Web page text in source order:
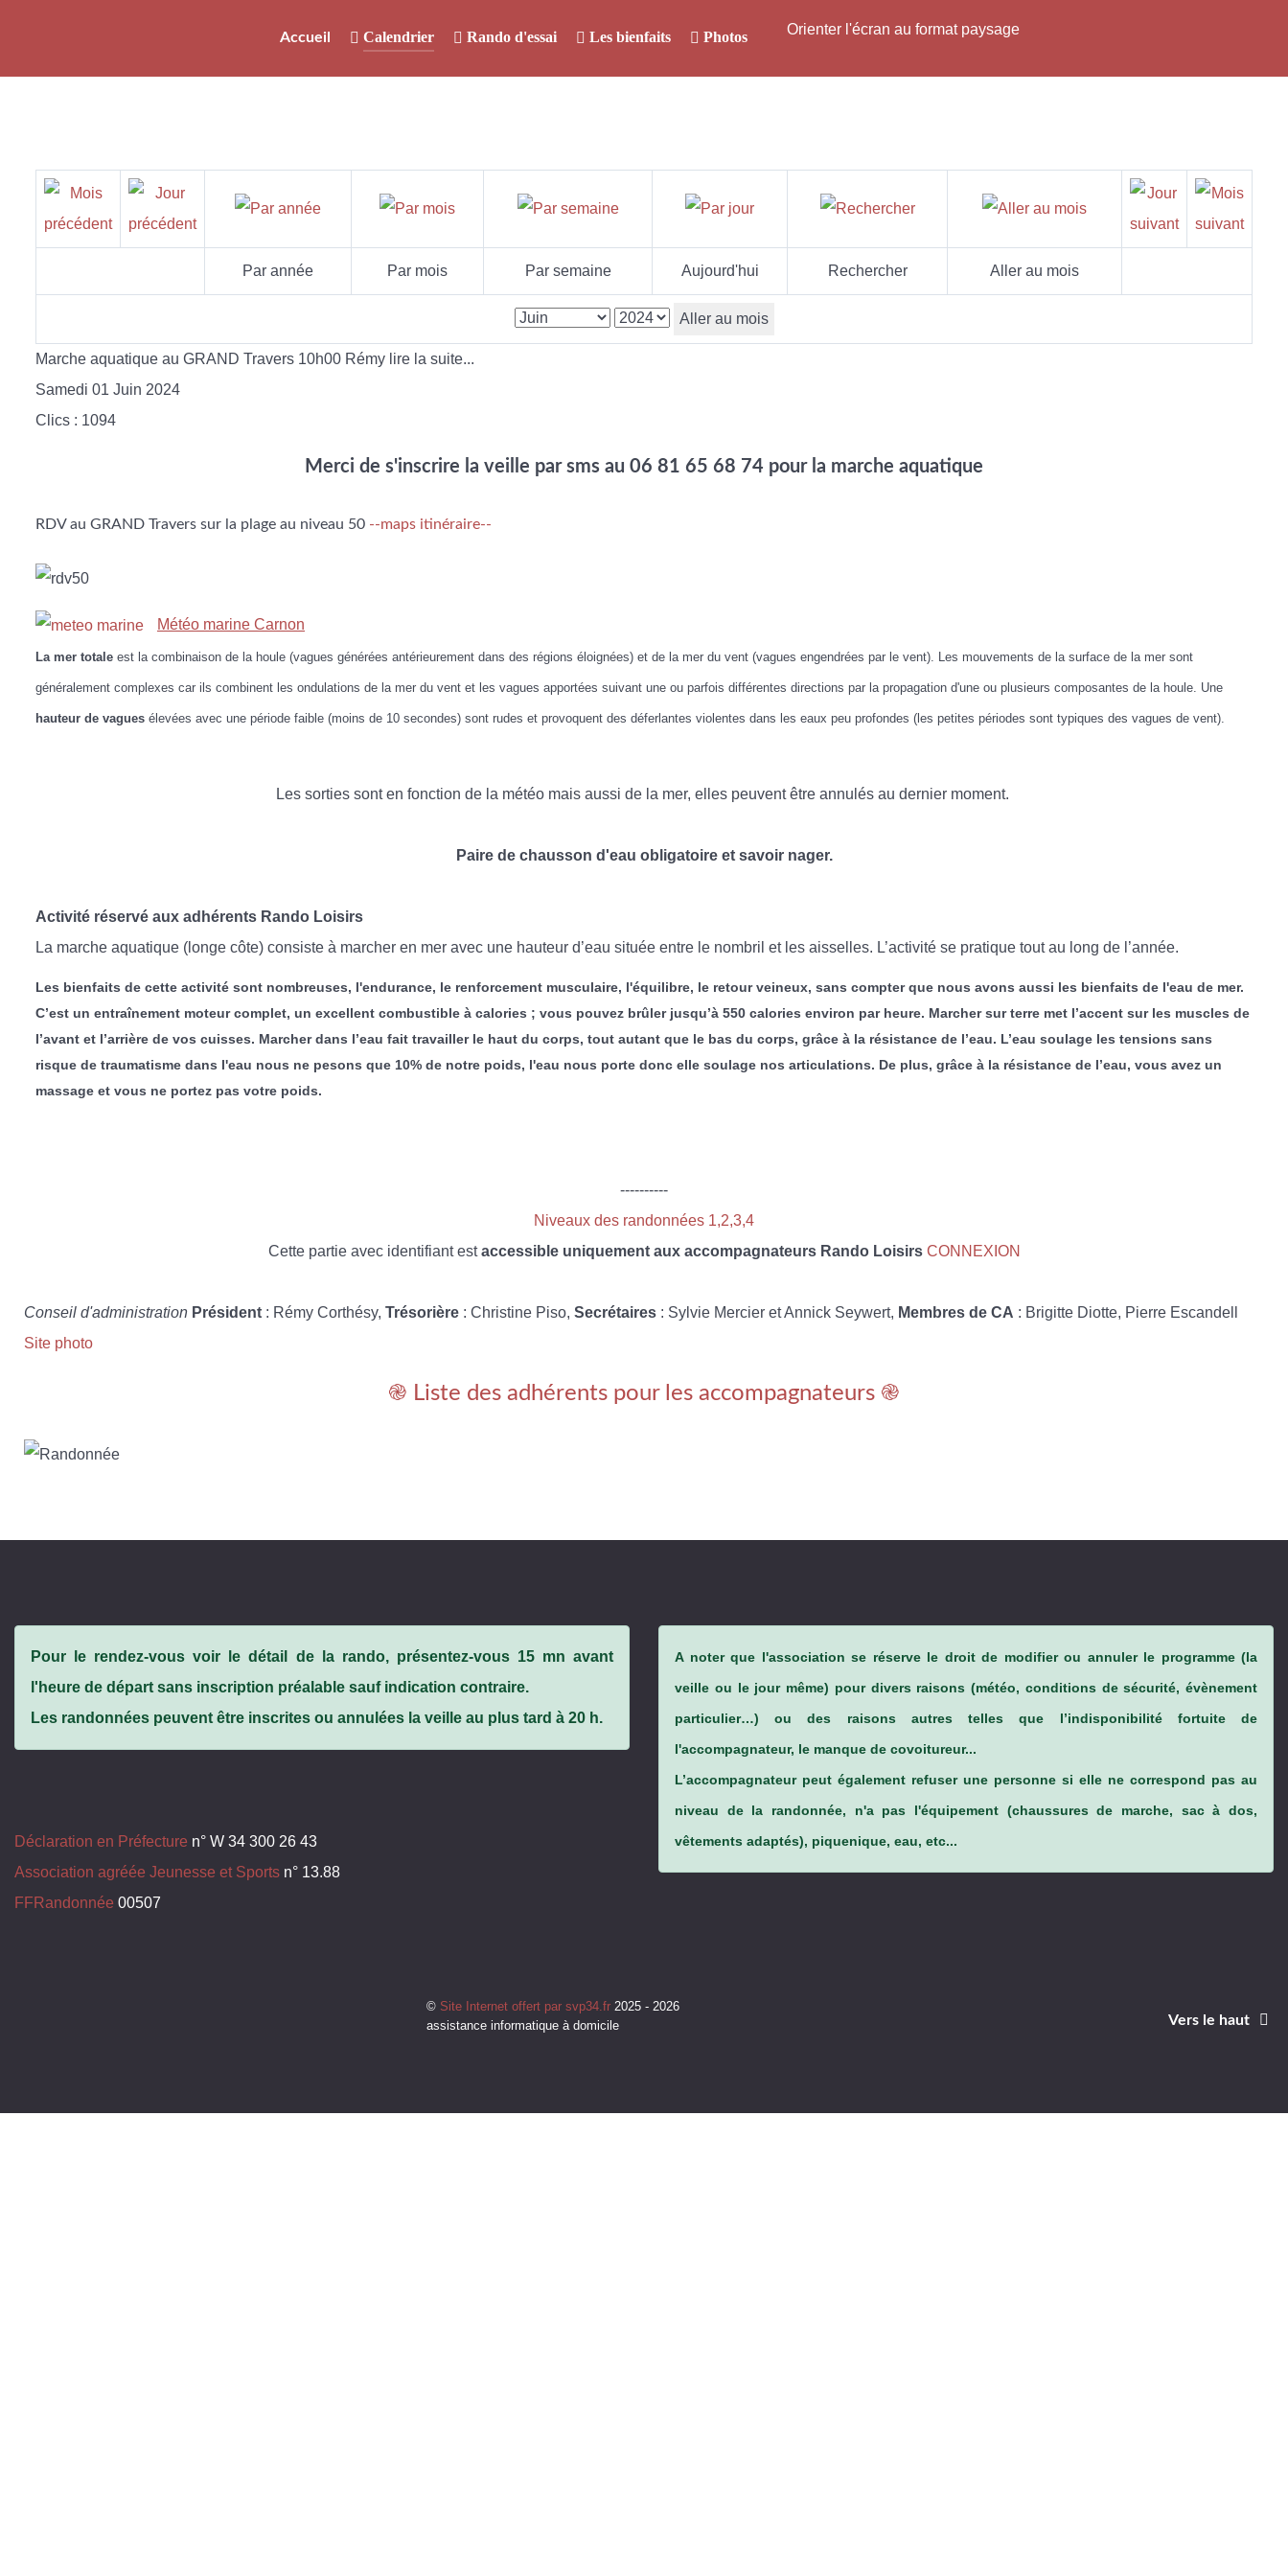
Accueil Calendrier Rando d'essai Les bienfaits Photos Orienter l'écran au format paysage
Par année Par mois Par semaine Aujourd'hui Rechercher Aller au mois
Aller au mois
Marche aquatique au GRAND Travers 10h00 Rémy lire la suite...
Samedi 01 Juin 2024
Clics : 1094
Merci de s'inscrire la veille par sms au 06 81 65 68 74 pour la marche aquatique
RDV au GRAND Travers sur la plage au niveau 50 --maps itinéraire--
Météo marine Carnon
La mer totale est la combinaison de la houle (vagues générées antérieurement dans des régions éloignées) et de la mer du vent (vagues engendrées par le vent). Les mouvements de la surface de la mer sont
généralement complexes car ils combinent les ondulations de la mer du vent et les vagues apportées suivant une ou parfois différentes directions par la propagation d'une ou plusieurs composantes de la houle. Une
hauteur de vagues élevées avec une période faible (moins de 10 secondes) sont rudes et provoquent des déferlantes violentes dans les eaux peu profondes (les petites périodes sont typiques des vagues de vent).
Les sorties sont en fonction de la météo mais aussi de la mer, elles peuvent être annulés au dernier moment.
Paire de chausson d'eau obligatoire et savoir nager.
Activité réservé aux adhérents Rando Loisirs
La marche aquatique (longe côte) consiste à marcher en mer avec une hauteur d’eau située entre le nombril et les aisselles. L’activité se pratique tout au long de l’année.
Les bienfaits de cette activité sont nombreuses, l'endurance, le renforcement musculaire, l'équilibre, le retour veineux, sans compter que nous avons aussi les bienfaits de l'eau de mer.
C’est un entraînement moteur complet, un excellent combustible à calories ; vous pouvez brûler jusqu’à 550 calories environ par heure. Marcher sur terre met l’accent sur les muscles de
l’avant et l’arrière de vos cuisses. Marcher dans l’eau fait travailler le haut du corps, tout autant que le bas du corps, grâce à la résistance de l’eau. L’eau soulage les tensions sans
risque de traumatisme dans l'eau nous ne pesons que 10% de notre poids, l'eau nous porte donc elle soulage nos articulations. De plus, grâce à la résistance de l’eau, vous avez un
massage et vous ne portez pas votre poids.
----------
Niveaux des randonnées 1,2,3,4
Cette partie avec identifiant estaccessible uniquement aux accompagnateurs Rando Loisirs CONNEXION
Conseil d'administration Président : Rémy Corthésy, Trésorière : Christine Piso, Secrétaires : Sylvie Mercier et Annick Seywert, Membres de CA : Brigitte Diotte, Pierre Escandell
Site photo
֎ Liste des adhérents pour les accompagnateurs ֎
Pour le rendez-vous voir le détail de la rando, présentez-vous 15 mn avant
l'heure de départ sans inscription préalable sauf indication contraire.
Les randonnées peuvent être inscrites ou annulées la veille au plus tard à 20 h.
Déclaration en Préfecture n° W 34 300 26 43
Association agréée Jeunesse et Sports n° 13.88
FFRandonnée 00507
A noter que l'association se réserve le droit de modifier ou annuler le programme (la
veille ou le jour même) pour divers raisons (météo, conditions de sécurité, évènement
particulier…) ou des raisons autres telles que l’indisponibilité fortuite de
l'accompagnateur, le manque de covoitureur...
L’accompagnateur peut également refuser une personne si elle ne correspond pas au
niveau de la randonnée, n'a pas l'équipement (chaussures de marche, sac à dos,
vêtements adaptés), piquenique, eau, etc...
© Site Internet offert par svp34.fr2025 - 2026
assistance informatique à domicile
Vers le haut